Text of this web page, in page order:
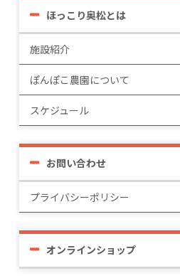
ほっこり奥松とは
施設紹介
ぽんぽこ農園について
スケジュール
お問い合わせ
プライバシーポリシー
オンラインショップ